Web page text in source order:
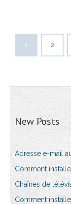
1 2
New Posts
Adresse e-mail
Comment
Chaînes de
Comment